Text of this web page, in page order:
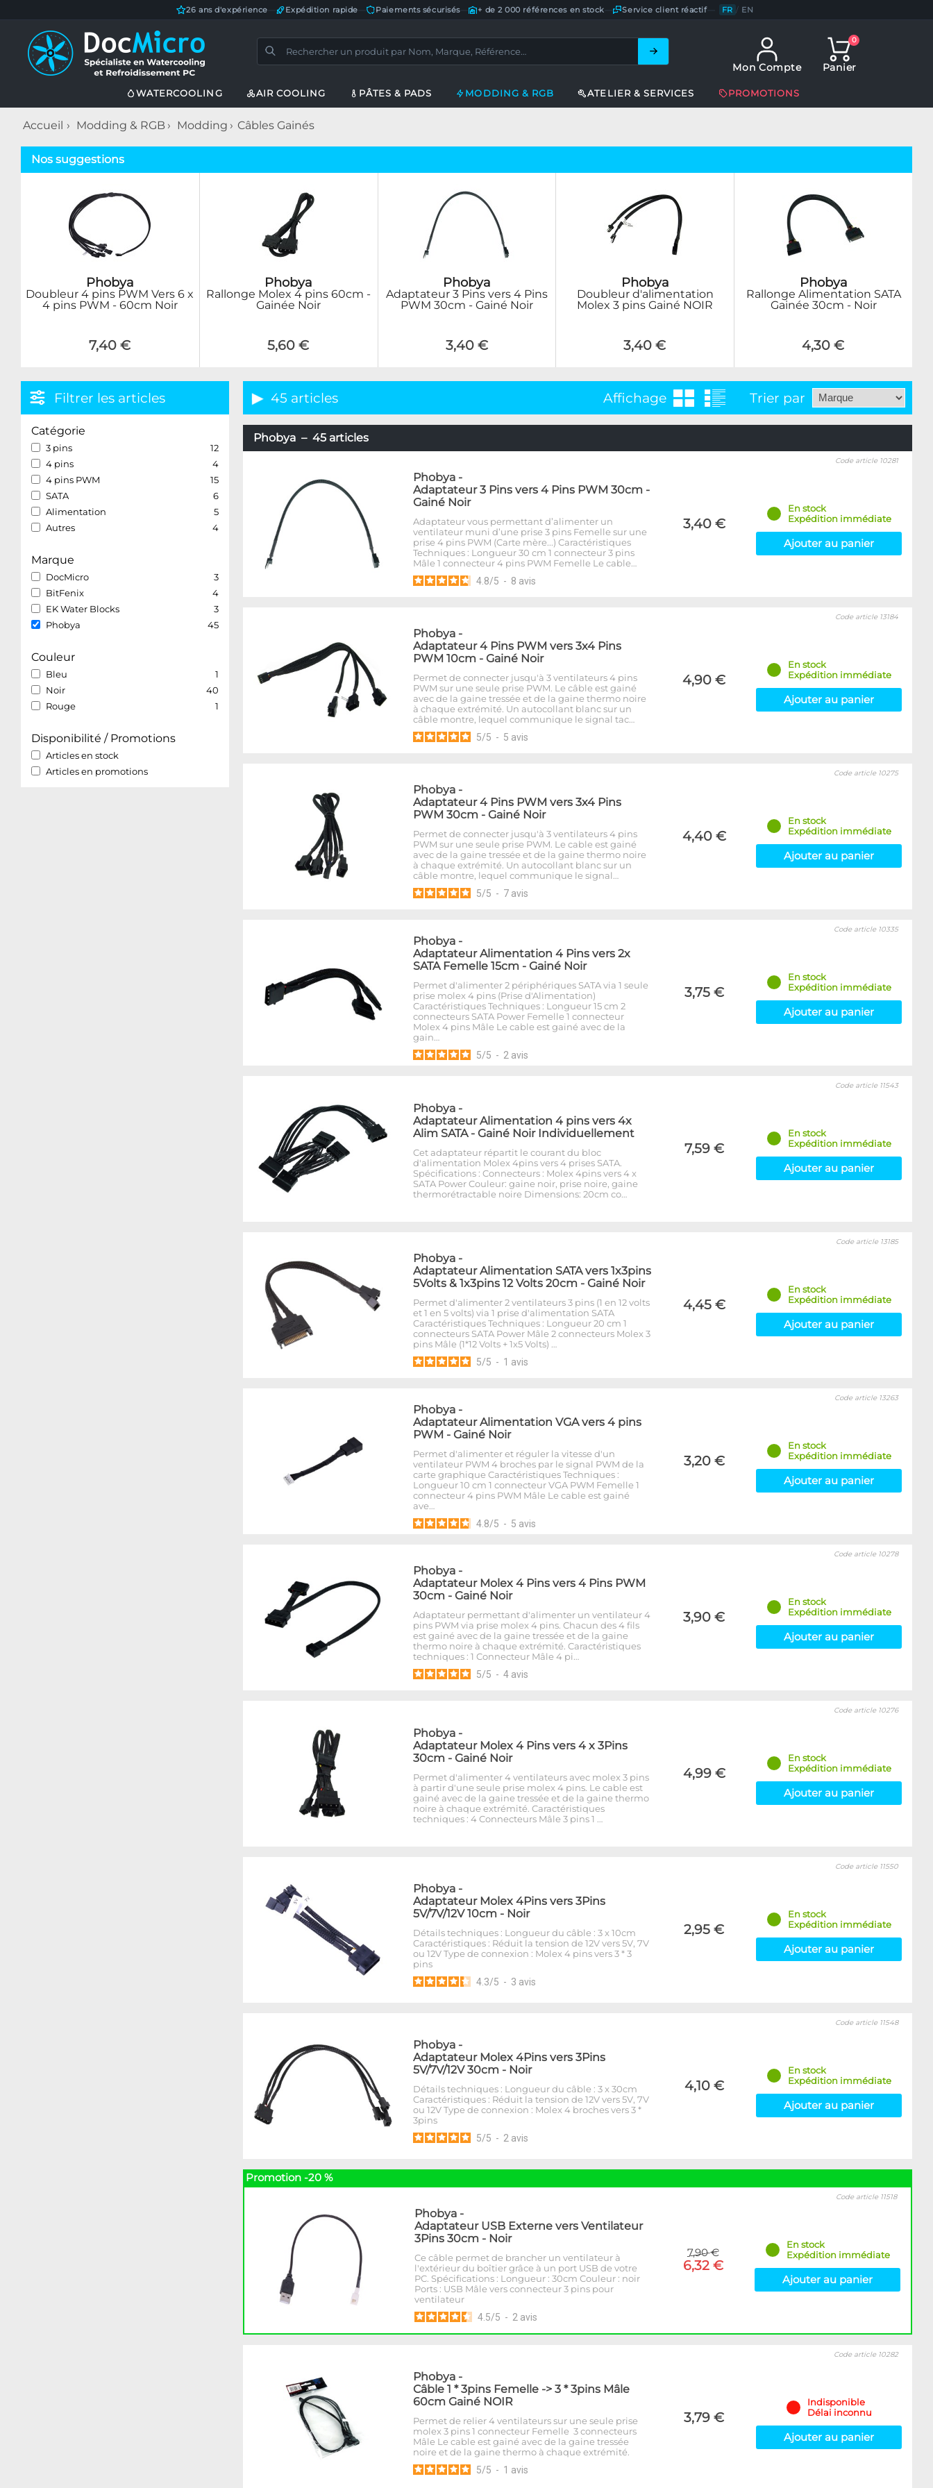
26 ans d'expérience Expédition rapide Paiements sécurisés— + de 2 000 références en stock Service client réactif— FR / EN
Mon Compte
0
Panier
WATERCOOLING AIR COOLING PÂTES & PADS MODDING & RGB ATELIER & SERVICES PROMOTIONS
Accueil Modding & RGB Modding Câbles Gainés
Nos suggestions
Phobya
Doubleur 4 pins PWM Vers 6 x
4 pins PWM - 60cm Noir
7,40 €
Phobya
Rallonge Molex 4 pins 60cm -
Gainée Noir
5,60 €
Phobya
Adaptateur 3 Pins vers 4 Pins
PWM 30cm - Gainé Noir
3,40 €
Phobya
Doubleur d'alimentation
Molex 3 pins Gainé NOIR
3,40 €
Phobya
Rallonge Alimentation SATA
Gainée 30cm - Noir
4,30 €
Filtrer les articles
Catégorie
3 pins
12
4 pins
4
4 pins PWM
15
SATA
6
Alimentation
5
Autres
4
Marque
DocMicro
3
BitFenix
4
EK Water Blocks
3
Phobya
45
Couleur
Bleu
1
Noir
40
Rouge
1
Disponibilité / Promotions
Articles en stock
Articles en promotions
45 articles Affichage Trier par
Phobya – 45 articles
Phobya -
Adaptateur 3 Pins vers 4 Pins PWM 30cm -
Gainé Noir
Adaptateur vous permettant d’alimenter un
ventilateur muni d’une prise 3 pins Femelle sur une
prise 4 pins PWM (Carte mère...) Caractéristiques
Techniques : Longueur 30 cm 1 connecteur 3 pins
Mâle 1 connecteur 4 pins PWM Femelle Le cable…
4.8/5 - 8 avis
3,40 €
Code article 10281
En stock
Expédition immédiate
Ajouter au panier
Phobya -
Adaptateur 4 Pins PWM vers 3x4 Pins
PWM 10cm - Gainé Noir
Permet de connecter jusqu'à 3 ventilateurs 4 pins
PWM sur une seule prise PWM. Le câble est gainé
avec de la gaine tressée et de la gaine thermo noire
à chaque extrémité. Un autocollant blanc sur un
câble montre, lequel communique le signal tac…
5/5 - 5 avis
4,90 €
Code article 13184
En stock
Expédition immédiate
Ajouter au panier
Phobya -
Adaptateur 4 Pins PWM vers 3x4 Pins
PWM 30cm - Gainé Noir
Permet de connecter jusqu'à 3 ventilateurs 4 pins
PWM sur une seule prise PWM. Le cable est gainé
avec de la gaine tressée et de la gaine thermo noire
à chaque extrémité. Un autocollant blanc sur un
câble montre, lequel communique le signal…
5/5 - 7 avis
4,40 €
Code article 10275
En stock
Expédition immédiate
Ajouter au panier
Phobya -
Adaptateur Alimentation 4 Pins vers 2x
SATA Femelle 15cm - Gainé Noir
Permet d'alimenter 2 périphériques SATA via 1 seule
prise molex 4 pins (Prise d'Alimentation)
Caractéristiques Techniques : Longueur 15 cm 2
connecteurs SATA Power Femelle 1 connecteur
Molex 4 pins Mâle Le cable est gainé avec de la
gain…
5/5 - 2 avis
3,75 €
Code article 10335
En stock
Expédition immédiate
Ajouter au panier
Phobya -
Adaptateur Alimentation 4 pins vers 4x
Alim SATA - Gainé Noir Individuellement
Cet adaptateur répartit le courant du bloc
d'alimentation Molex 4pins vers 4 prises SATA.
Spécifications : Connecteurs : Molex 4pins vers 4 x
SATA Power Couleur: gaine noir, prise noire, gaine
thermorétractable noire Dimensions: 20cm co…
7,59 €
Code article 11543
En stock
Expédition immédiate
Ajouter au panier
Phobya -
Adaptateur Alimentation SATA vers 1x3pins
5Volts & 1x3pins 12 Volts 20cm - Gainé Noir
Permet d'alimenter 2 ventilateurs 3 pins (1 en 12 volts
et 1 en 5 volts) via 1 prise d'alimentation SATA
Caractéristiques Techniques : Longueur 20 cm 1
connecteurs SATA Power Mâle 2 connecteurs Molex 3
pins Mâle (1*12 Volts + 1x5 Volts) …
5/5 - 1 avis
4,45 €
Code article 13185
En stock
Expédition immédiate
Ajouter au panier
Phobya -
Adaptateur Alimentation VGA vers 4 pins
PWM - Gainé Noir
Permet d'alimenter et réguler la vitesse d'un
ventilateur PWM 4 broches par le signal PWM de la
carte graphique Caractéristiques Techniques :
Longueur 10 cm 1 connecteur VGA PWM Femelle 1
connecteur 4 pins PWM Mâle Le cable est gainé
ave…
4.8/5 - 5 avis
3,20 €
Code article 13263
En stock
Expédition immédiate
Ajouter au panier
Phobya -
Adaptateur Molex 4 Pins vers 4 Pins PWM
30cm - Gainé Noir
Adaptateur permettant d'alimenter un ventilateur 4
pins PWM via prise molex 4 pins. Chacun des 4 fils
est gainé avec de la gaine tressée et de la gaine
thermo noire à chaque extrémité. Caractéristiques
techniques : 1 Connecteur Mâle 4 pi…
5/5 - 4 avis
3,90 €
Code article 10278
En stock
Expédition immédiate
Ajouter au panier
Phobya -
Adaptateur Molex 4 Pins vers 4 x 3Pins
30cm - Gainé Noir
Permet d'alimenter 4 ventilateurs avec molex 3 pins
à partir d'une seule prise molex 4 pins. Le cable est
gainé avec de la gaine tressée et de la gaine thermo
noire à chaque extrémité. Caractéristiques
techniques : 4 Connecteurs Mâle 3 pins 1 …
4,99 €
Code article 10276
En stock
Expédition immédiate
Ajouter au panier
Phobya -
Adaptateur Molex 4Pins vers 3Pins
5V/7V/12V 10cm - Noir
Détails techniques : Longueur du câble : 3 x 10cm
Caractéristiques : Réduit la tension de 12V vers 5V, 7V
ou 12V Type de connexion : Molex 4 pins vers 3 * 3
pins
4.3/5 - 3 avis
2,95 €
Code article 11550
En stock
Expédition immédiate
Ajouter au panier
Phobya -
Adaptateur Molex 4Pins vers 3Pins
5V/7V/12V 30cm - Noir
Détails techniques : Longueur du câble : 3 x 30cm
Caractéristiques : Réduit la tension de 12V vers 5V, 7V
ou 12V Type de connexion : Molex 4 broches vers 3 *
3pins
5/5 - 2 avis
4,10 €
Code article 11548
En stock
Expédition immédiate
Ajouter au panier
Promotion -20 %
Phobya -
Adaptateur USB Externe vers Ventilateur
3Pins 30cm - Noir
Ce câble permet de brancher un ventilateur à
l'extérieur du boîtier grâce à un port USB de votre
PC. Spécifications : Longueur : 30cm Couleur : noir
Ports : USB Mâle vers connecteur 3 pins pour
ventilateur
4.5/5 - 2 avis
7,90 €
6,32 €
Code article 11518
En stock
Expédition immédiate
Ajouter au panier
Phobya -
Câble 1 * 3pins Femelle -> 3 * 3pins Mâle
60cm Gainé NOIR
Permet de relier 4 ventilateurs sur une seule prise
molex 3 pins 1 connecteur Femelle 3 connecteurs
Mâle Le cable est gainé avec de la gaine tressée
noire et de la gaine thermo à chaque extrémité.
5/5 - 1 avis
3,79 €
Code article 10282
Indisponible
Délai inconnu
Ajouter au panier